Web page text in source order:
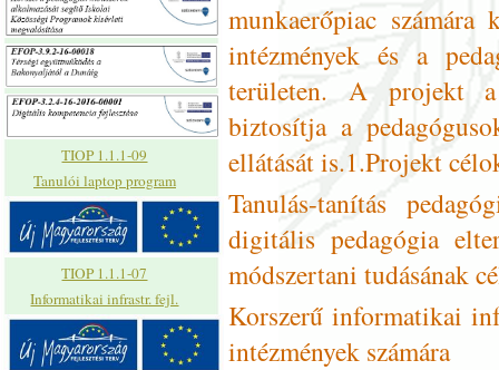
TIOP 1.1.1-09
Tanulói laptop program
TIOP 1.1.1-07
Informatikai infrastr. fejl.
munkaerőpiac számára
intézmények és a
területen. A projekt a
biztosítja a
ellátását is.1.Projekt
Tanulás-tanítás
digitális pedagógia
módszertani tudásának
Korszerű informatikai
intézmények számára